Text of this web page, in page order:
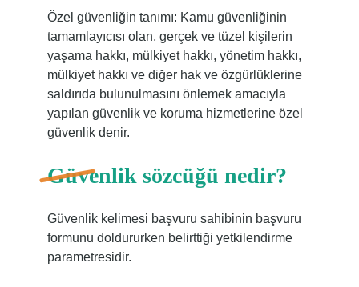
Özel güvenliğin tanımı: Kamu güvenliğinin
tamamlayıcısı olan, gerçek ve tüzel kişilerin
yaşama hakkı, mülkiyet hakkı, yönetim hakkı,
mülkiyet hakkı ve diğer hak ve özgürlüklerine
saldırıda bulunulmasını önlemek amacıyla
yapılan güvenlik ve koruma hizmetlerine özel
güvenlik denir.
Güvenlik sözcüğü nedir?
Güvenlik kelimesi başvuru sahibinin başvuru
formunu doldururken belirttiği yetkilendirme
parametresidir.